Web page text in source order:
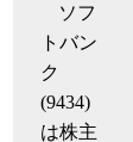
ソフ
トバン
ク
(9434)
は株主